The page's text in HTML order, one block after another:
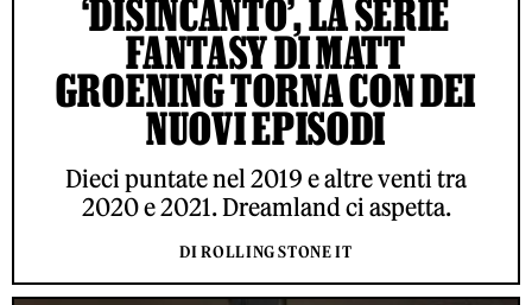
‘DISINCANTO’, LA SERIE
FANTASY DI MATT
GROENING TORNA CON DEI
NUOVI EPISODI
Dieci puntate nel 2019 e altre venti tra
2020 e 2021. Dreamland ci aspetta.
DI ROLLING STONE IT